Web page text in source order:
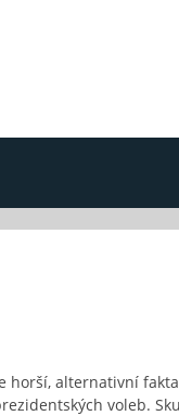
horší, alternativní
voleb.